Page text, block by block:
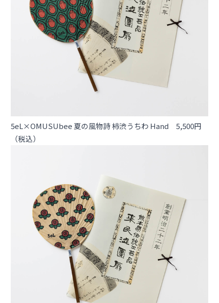
5eL×OMUSUbee 夏の風物詩 柿渋うちわ Hand 5,500円
（税込）